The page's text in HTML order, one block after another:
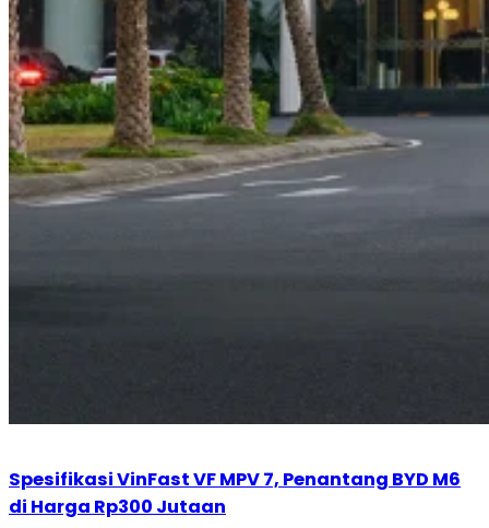
Spesifikasi VinFast VF MPV 7, Penantang BYD M6
di Harga Rp300 Jutaan